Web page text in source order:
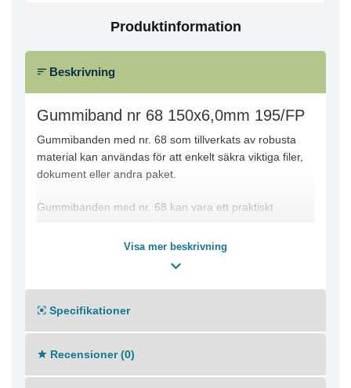
Produktinformation
Beskrivning
Gummiband nr 68 150x6,0mm 195/FP
Gummibanden med nr. 68 som tillverkats av robusta
material kan användas för att enkelt säkra viktiga filer,
dokument eller andra paket.
Gummibanden med nr. 68 kan vara ett praktiskt
högkvalitativt gummi för långvarig användning. De här
en påse för att se till att det finns gott om dem till hands
för användning.
Lämplig för att hålla kontorsmaterial, papper
Material: Rågummi
Visa mer beskrivning
Specifikationer
Recensioner (0)